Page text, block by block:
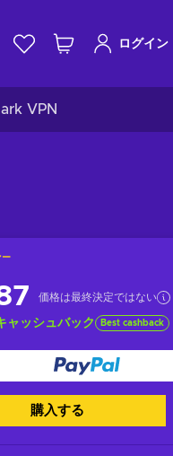
ログイン
VPN
ー
価格は最終決定ではない
ャッシュバック Best cashback
購入する